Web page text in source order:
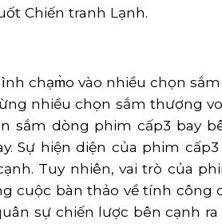
Chiến tranh Lạnh.
chạm̀o vào nhiều chọn
nhiều chọn sắm thương
sắm dòng phim cấp3 bay
hiện diện của phim cấp3
Tuy nhiên, vai trò của
cuộc bàn thảo về tính công
sự chiến lược bên cạnh ra